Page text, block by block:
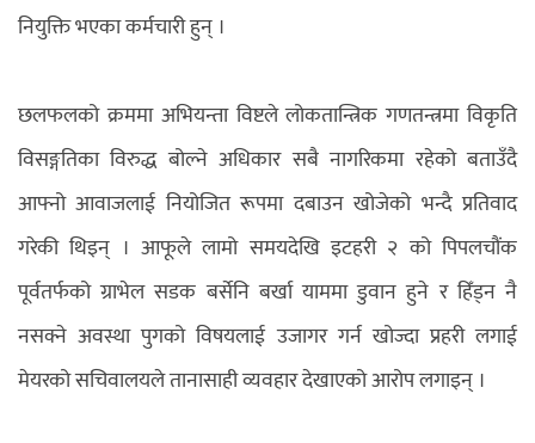
नियुक्ति भएका कर्मचारी हुन् ।
छलफलको क्रममा अभियन्ता विष्टले लोकतान्त्रिक गणतन्त्रमा विकृति
विसङ्गतिका विरुद्ध बोल्ने अधिकार सबै नागरिकमा रहेको बताउँदै
आफ्नो आवाजलाई नियोजित रूपमा दबाउन खोजेको भन्दै प्रतिवाद
गरेकी थिइन् । आफूले लामो समयदेखि इटहरी २ को पिपलचौंक
पूर्वतर्फको ग्राभेल सडक बर्सेनि बर्खा याममा डुवान हुने र हिँड्न नै
नसक्ने अवस्था पुगको विषयलाई उजागर गर्न खोज्दा प्रहरी लगाई
मेयरको सचिवालयले तानासाही व्यवहार देखाएको आरोप लगाइन् ।